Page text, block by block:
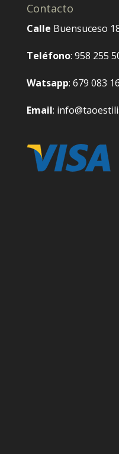
Contacto
Calle Buensuceso
Teléfono: 958 255
Watsapp: 679 083
Email: